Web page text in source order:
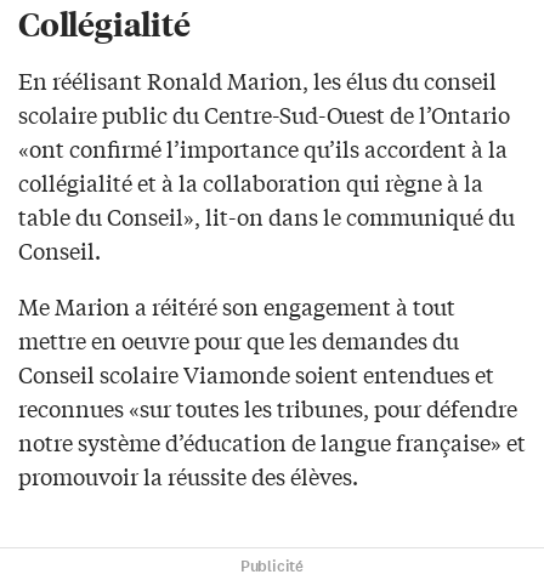
Collégialité
En réélisant Ronald Marion, les élus du conseil
scolaire public du Centre-Sud-Ouest de l’Ontario
«ont confirmé l’importance qu’ils accordent à la
collégialité et à la collaboration qui règne à la
table du Conseil», lit-on dans le communiqué du
Conseil.
Me Marion a réitéré son engagement à tout
mettre en oeuvre pour que les demandes du
Conseil scolaire Viamonde soient entendues et
reconnues «sur toutes les tribunes, pour défendre
notre système d’éducation de langue française» et
promouvoir la réussite des élèves.
Publicité